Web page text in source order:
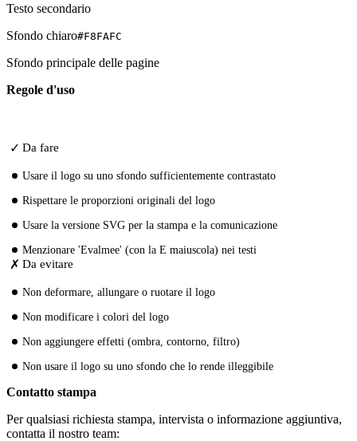
Testo secondario
Sfondo chiaro#F8FAFC
Sfondo principale delle pagine
Regole d'uso
✓ Da fare
Usare il logo su uno sfondo sufficientemente contrastato
Rispettare le proporzioni originali del logo
Usare la versione SVG per la stampa e la comunicazione
Menzionare 'Evalmee' (con la E maiuscola) nei testi
✗ Da evitare
Non deformare, allungare o ruotare il logo
Non modificare i colori del logo
Non aggiungere effetti (ombra, contorno, filtro)
Non usare il logo su uno sfondo che lo rende illeggibile
Contatto stampa
Per qualsiasi richiesta stampa, intervista o informazione aggiuntiva,
contatta il nostro team: